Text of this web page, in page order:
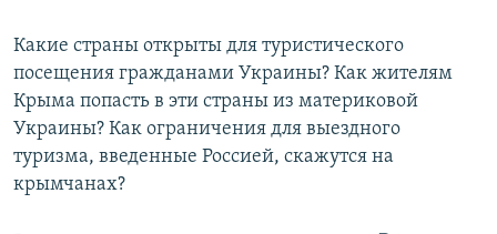
Какие страны открыты для туристического
посещения гражданами Украины? Как жителям
Крыма попасть в эти страны из материковой
Украины? Как ограничения для выездного
туризма, введенные Россией, скажутся на
крымчанах?